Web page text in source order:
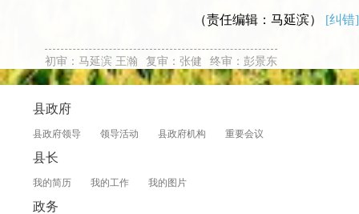
（责任编辑：马延滨） [纠错]
初审：马延滨 王瀚 复审：张健 终审：彭景东
县政府
县政府领导 领导活动 县政府机构 重要会议
县长
我的简历 我的工作 我的图片
政务